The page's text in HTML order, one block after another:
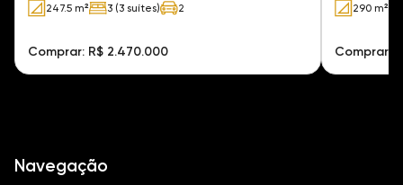
247.5 m² 3 (3 suítes) 2
Comprar: R$ 2.470.000
290 m²
Comprar:
Navegação